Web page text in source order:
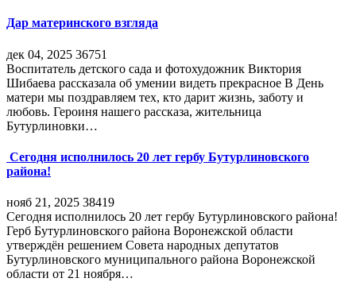
Дар материнского взгляда
дек 04, 2025 36751
Воспитатель детского сада и фотохудожник Виктория
Шибаева рассказала об умении видеть прекрасное В День
матери мы поздравляем тех, кто дарит жизнь, заботу и
любовь. Героиня нашего рассказа, жительница
Бутурлиновки…
Сегодня исполнилось 20 лет гербу Бутурлиновского
района!
нояб 21, 2025 38419
Сегодня исполнилось 20 лет гербу Бутурлиновского района!
Герб Бутурлиновского района Воронежской области
утверждён решением Совета народных депутатов
Бутурлиновского муниципального района Воронежской
области от 21 ноября…